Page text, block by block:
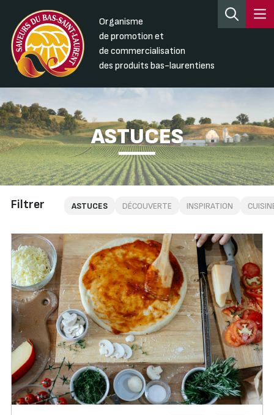
Organisme
de promotion et
de commercialisation
des produits bas-laurentiens
ASTUCES
Filtrer ASTUCES DÉCOUVERTE INSPIRATION